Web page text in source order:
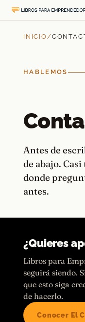
Saltar
al
INICIO/
HABLEMOS
Antes de
de abajo.
donde
antes.
¿Quieres
Libros para
seguirá siendo.
que esto siga
de hacerlo.
Conocer El